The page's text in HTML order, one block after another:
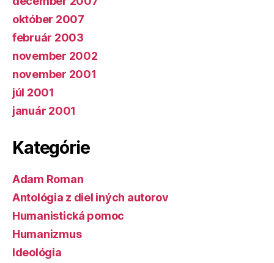
október 2007
február 2003
november 2002
november 2001
júl 2001
január 2001
Kategórie
Adam Roman
Antológia z diel iných autorov
Humanistická pomoc
Humanizmus
Ideológia